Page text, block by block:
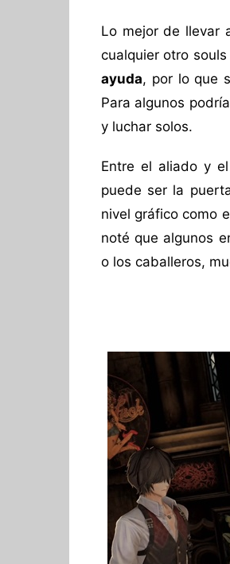
Lo mejor de llevar
cualquier otro
ayuda, por lo que
Para algunos
y luchar solos.
Entre el aliado y
puede ser la
nivel gráfico como
noté que algunos
o los caballeros,